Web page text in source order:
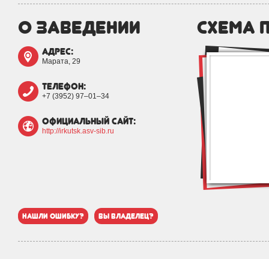
о заведении
адрес:
Марата, 29
телефон:
+7 (3952) 97‒01‒34
официальный сайт:
http://irkutsk.asv-sib.ru
схема
нашли ошибку? вы владелец?